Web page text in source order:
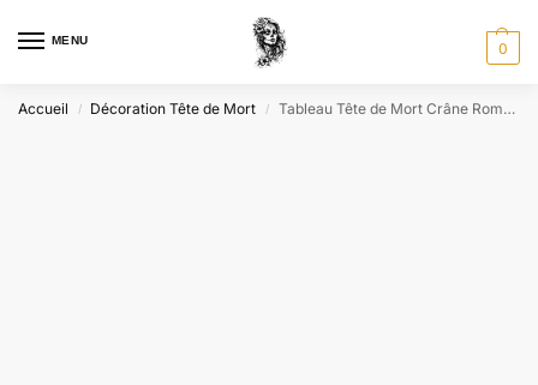
MENU 0
Accueil / Décoration Tête de Mort / Tableau Tête de Mort Crâne Romantique